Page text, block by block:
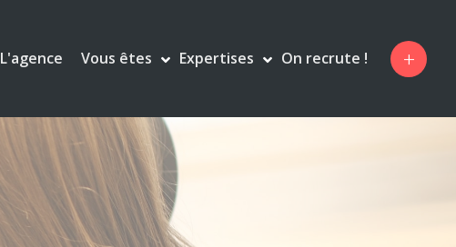
L'agence Vous êtes  Expertises  On recrute ! +